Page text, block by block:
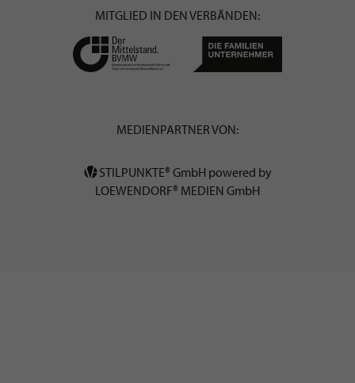
MITGLIED IN DEN VERBÄNDEN:
MEDIENPARTNER VON:
STILPUNKTE® GmbH powered by
LOEWENDORF® MEDIEN GmbH